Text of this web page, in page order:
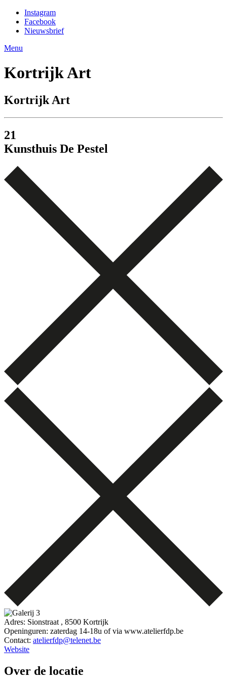
Instagram
Facebook
Nieuwsbrief
Menu
Kortrijk Art
Kortrijk Art
21
Kunst­huis De Pestel
Adres: Sionstraat , 8500 Kortrijk
Openinguren: zaterdag 14-18u of via www.atelierfdp.be
Contact: atelierfdp@telenet.be
Website
Over de locatie